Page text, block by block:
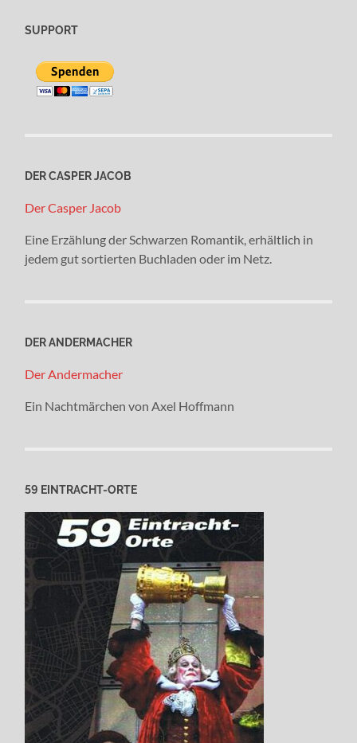
SUPPORT
DER CASPER JACOB
Der Casper Jacob
Eine Erzählung der Schwarzen Romantik, erhältlich in
jedem gut sortierten Buchladen oder im Netz.
DER ANDERMACHER
Der Andermacher
Ein Nachtmärchen von Axel Hoffmann
59 EINTRACHT-ORTE